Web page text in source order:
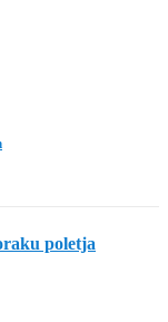
poletja